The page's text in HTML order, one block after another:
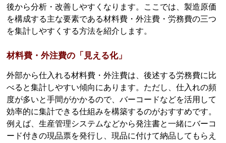
後から分析・改善しやすくなります。ここでは、製造原価
を構成する主な要素である材料費・外注費・労務費の三つ
を集計しやすくする方法を紹介します。
材料費・外注費の「見える化」
外部から仕入れる材料費・外注費は、後述する労務費に比
べると集計しやすい傾向にあります。ただし、仕入れの頻
度が多いと手間がかかるので、バーコードなどを活用して
効率的に集計できる仕組みを構築するのがおすすめです。
例えば、生産管理システムなどから発注書と一緒にバーコ
ード付きの現品票を発行し、現品に付けて納品してもらえ